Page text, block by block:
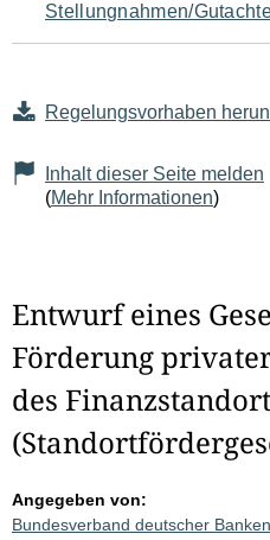
Stellungnahmen/
Regelungsvorhaben
Inhalt dieser Seite melden
(Mehr Informationen)
Entwurf eines
Förderung
des
Angegeben von:
Bundesverband deutscher